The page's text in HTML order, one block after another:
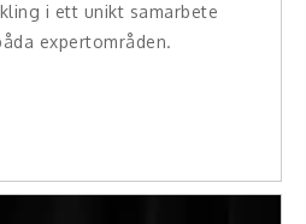
i ett unikt samarbete
expertområden.